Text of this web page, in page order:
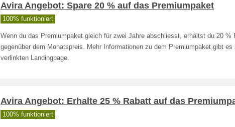
Avira Angebot: Spare 20 % auf das Premiumpaket
100% funktioniert
Wenn du das Premiumpaket gleich für zwei Jahre abschliesst, erhältst du 20 %
gegenüber dem Monatspreis. Mehr Informationen zu dem Premiumpaket gibt es
verlinkten Landingpage.
Avira Angebot: Erhalte 25 % Rabatt auf das
100% funktioniert